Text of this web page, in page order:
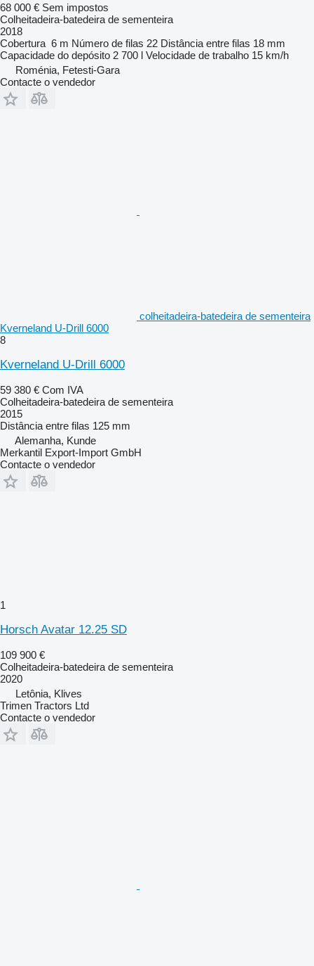
68 000 € Sem impostos
Colheitadeira-batedeira de sementeira
2018
Cobertura 6 m Número de filas 22 Distância entre filas 18 mm
Capacidade do depósito 2 700 l Velocidade de trabalho 15 km/h
Roménia, Fetesti-Gara
Contacte o vendedor
colheitadeira-batedeira de sementeira
Kverneland U-Drill 6000
8
Kverneland U-Drill 6000
59 380 € Com IVA
Colheitadeira-batedeira de sementeira
2015
Distância entre filas 125 mm
Alemanha, Kunde
Merkantil Export-Import GmbH
Contacte o vendedor
1
Horsch Avatar 12.25 SD
109 900 €
Colheitadeira-batedeira de sementeira
2020
Letônia, Klives
Trimen Tractors Ltd
Contacte o vendedor